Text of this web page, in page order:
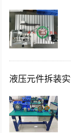
液压元件拆装